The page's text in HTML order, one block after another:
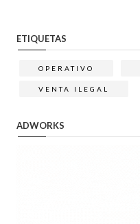
ETIQUETAS
OPERATIVO
VENTA ILEGAL
ADWORKS